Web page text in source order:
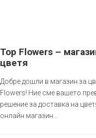
Top Flowers –
цветя
Добре дошли в магазин за
Flowers! Ние сме вашето
решение за доставка на
онлайн магазин…